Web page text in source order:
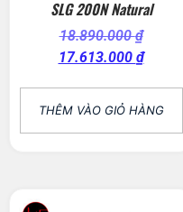
SLG 200N Natural
18.890.000₫
17.613.000 ₫
THÊM VÀO GIỎ HÀNG